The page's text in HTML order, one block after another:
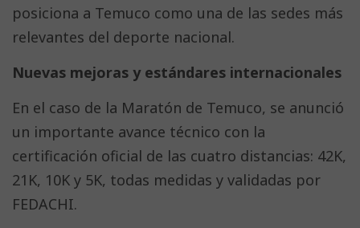
posiciona a Temuco como una de las sedes más
relevantes del deporte nacional.
Nuevas mejoras y estándares internacionales
En el caso de la Maratón de Temuco, se anunció
un importante avance técnico con la
certificación oficial de las cuatro distancias: 42K,
21K, 10K y 5K, todas medidas y validadas por
FEDACHI.